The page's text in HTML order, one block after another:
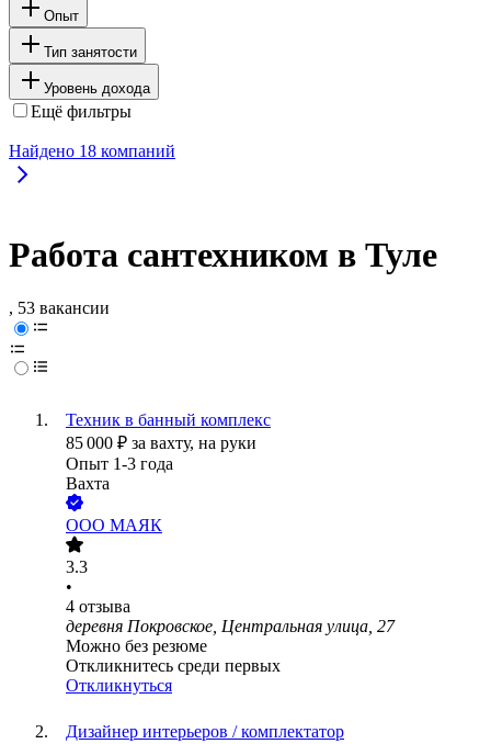
Опыт
Тип занятости
Уровень дохода
Ещё фильтры
Найдено 18 компаний
Работа сантехником в Туле
, 53 вакансии
Техник в банный комплекс
85 000 ₽ за вахту, на руки
Опыт 1-3 года
Вахта
ООО МАЯК
3.3
•
4 отзыва
деревня Покровское, Центральная улица, 27
Можно без резюме
Откликнитесь среди первых
Откликнуться
Дизайнер интерьеров / комплектатор